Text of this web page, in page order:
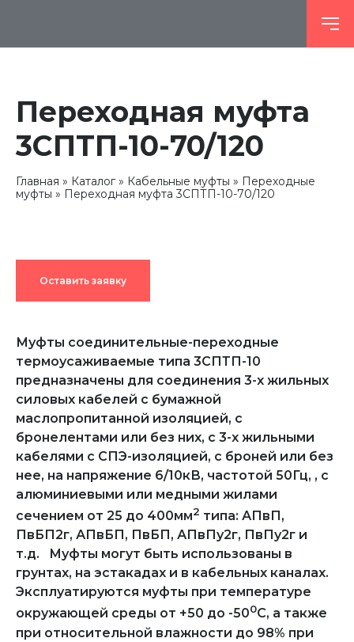
Переходная муфта
3СПТП-10-70/120
Главная Каталог Кабельные муфты
Переходные
муфты
Переходная муфта 3СПТП-10-70/120
Оставить заявку
Муфты соединительные-переходные
термоусаживаемые типа 3CПТП-10
предназначены для соединения 3-х жильных
силовых кабелей с бумажной
маслопропитанной изоляцией, с
бронелентами или без них, с 3-х жильными
кабелями с СПЭ-изоляцией, с броней или без
нее, на напряжение 6/10кВ, частотой 50Гц, , с
алюминиевыми или медными жилами
сечением от 25 до 400мм2 типа: АПвП,
ПвБП2г, АПвБП, ПвБП, АПвПу2г, ПвПу2г и
т.д. Муфты могут быть использованы в
грунтах, на эстакадах и в кабельных каналах.
Эксплуатируются муфты при температуре
окружающей среды от +50 до -500С, а также
при относительной влажности до 98% при